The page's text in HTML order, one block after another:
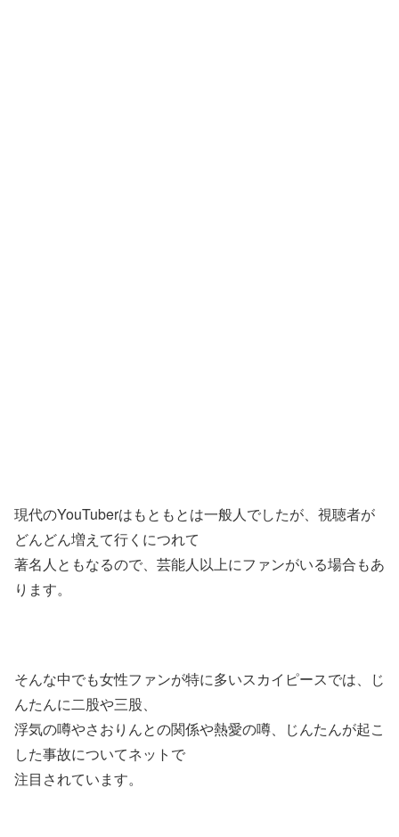
現代のYouTuberはもともとは一般人でしたが、視聴者が
どんどん増えて行くにつれて
著名人ともなるので、芸能人以上にファンがいる場合もあ
ります。
そんな中でも女性ファンが特に多いスカイピースでは、じ
んたんに二股や三股、
浮気の噂やさおりんとの関係や熱愛の噂、じんたんが起こ
した事故についてネットで
注目されています。